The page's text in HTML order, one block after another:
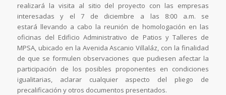
realizará la visita al sitio del proyecto con las empresas
interesadas y el 7 de diciembre a las 8:00 a.m. se
estará llevando a cabo la reunión de homologación en las
oficinas del Edificio Administrativo de Patios y Talleres de
MPSA, ubicado en la Avenida Ascanio Villaláz, con la finalidad
de que se formulen observaciones que pudiesen afectar la
participación de los posibles proponentes en condiciones
igualitarias, aclarar cualquier aspecto del pliego de
precalificación y otros documentos presentados.